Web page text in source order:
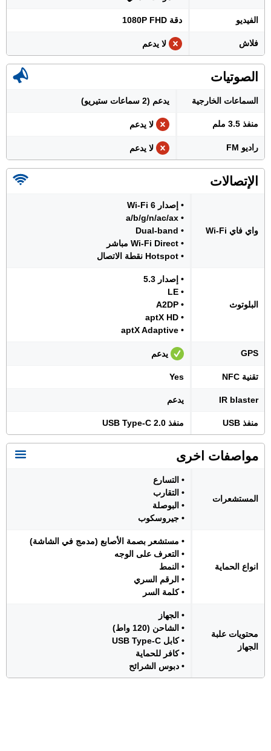
الفيديو دقة 1080P FHD
فلاش لا يدعم
الصوتيات
السماعات الخارجية يدعم (2 سماعات ستيريو)
منفذ 3.5 ملم لا يدعم
راديو FM لا يدعم
الإتصالات
واي فاي Wi-Fi
• إصدار Wi-Fi 6
• a/b/g/n/ac/ax
• Dual-band
• Wi-Fi Direct مباشر
• Hotspot نقطة الاتصال
البلوتوث
• إصدار 5.3
• LE
• A2DP
• aptX HD
• aptX Adaptive
GPS يدعم
تقنية NFC Yes
IR blaster يدعم
منفذ USB منفذ USB Type-C 2.0
مواصفات اخرى
المستشعرات
• التسارع
• التقارب
• البوصلة
• جيروسكوب
انواع الحماية
• مستشعر بصمة الأصابع (مدمج في الشاشة)
• التعرف على الوجه
• النمط
• الرقم السري
• كلمة السر
محتويات علبة
الجهاز
• الجهاز
• الشاحن (120 واط)
• كابل USB Type-C
• كافر للحماية
• دبوس الشرائح